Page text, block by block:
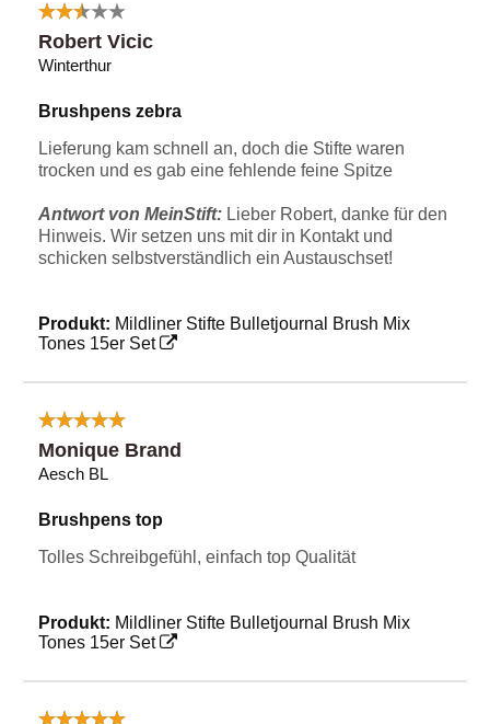
Robert Vicic
Winterthur
Brushpens zebra
Lieferung kam schnell an, doch die Stifte waren
trocken und es gab eine fehlende feine Spitze
Antwort von MeinStift: Lieber Robert, danke für den
Hinweis. Wir setzen uns mit dir in Kontakt und
schicken selbstverständlich ein Austauschset!
Produkt: Mildliner Stifte Bulletjournal Brush Mix
Tones 15er Set
Monique Brand
Aesch BL
Brushpens top
Tolles Schreibgefühl, einfach top Qualität
Produkt: Mildliner Stifte Bulletjournal Brush Mix
Tones 15er Set